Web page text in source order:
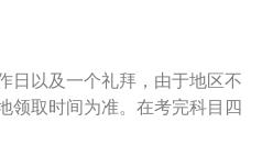
可以学习驾驶汽车的人，经过学
门考试，发给可以驾驶某种汽车
分钟的交通安全文明驾驶常识和
然后车管所才会颁发驾驶证。
日以及一个礼拜，由于地区不
领取时间为准。在考完科目四
加领证宣誓仪式，有些地区在